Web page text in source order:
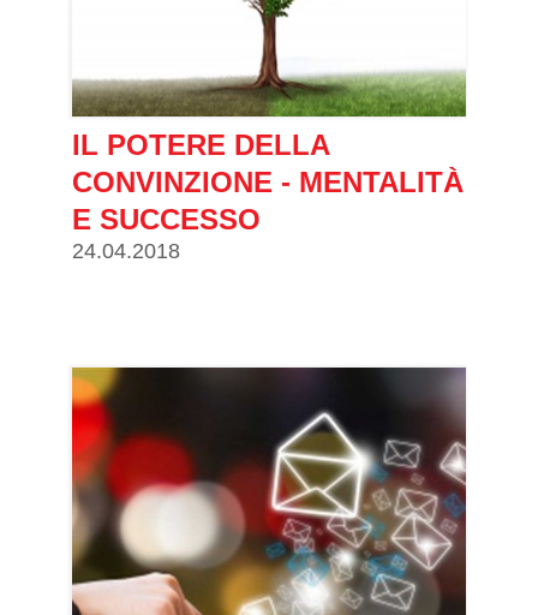
IL POTERE DELLA
CONVINZIONE - MENTALITÀ
E SUCCESSO
24.04.2018